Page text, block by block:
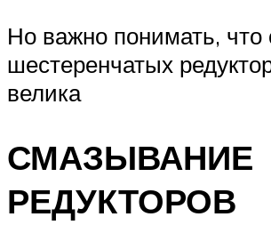
Но важно понимать, что
шестеренчатых
велика
СМАЗЫВАНИЕ
РЕДУКТОРОВ